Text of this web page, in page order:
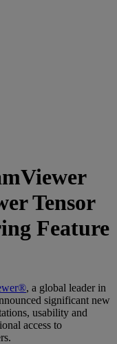
Tensor
Feature
, a global leader in
significant new
usability and
access to